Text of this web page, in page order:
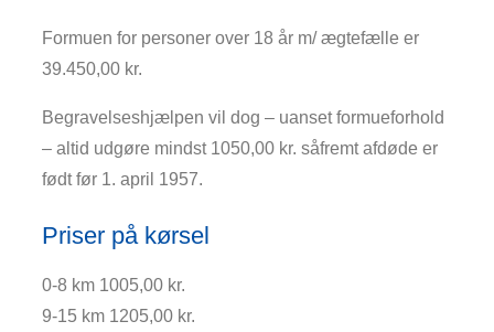
Formuen for personer over 18 år m/ ægtefælle er
39.450,00 kr.
Begravelseshjælpen vil dog – uanset formueforhold
– altid udgøre mindst 1050,00 kr. såfremt afdøde er
født før 1. april 1957.
Priser på kørsel
0-8 km 1005,00 kr.
9-15 km 1205,00 kr.